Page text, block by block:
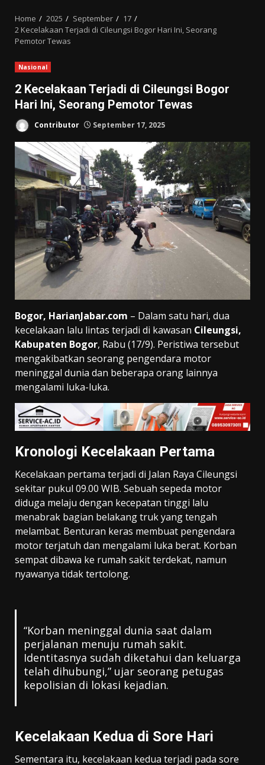
Home 2025 September
17
2 Kecelakaan Terjadi di Cileungsi Bogor Hari Ini, Seorang
Pemotor Tewas
Nasional
2 Kecelakaan Terjadi di Cileungsi Bogor
Hari Ini, Seorang Pemotor Tewas
Contributor September 17, 2025
Bogor, HarianJabar.com – Dalam satu hari, dua
kecelakaan lalu lintas terjadi di kawasan Cileungsi,
Kabupaten Bogor, Rabu (17/9). Peristiwa tersebut
mengakibatkan seorang pengendara motor
meninggal dunia dan beberapa orang lainnya
mengalami luka-luka.
Kronologi Kecelakaan Pertama
Kecelakaan pertama terjadi di Jalan Raya Cileungsi
sekitar pukul 09.00 WIB. Sebuah sepeda motor
diduga melaju dengan kecepatan tinggi lalu
menabrak bagian belakang truk yang tengah
melambat. Benturan keras membuat pengendara
motor terjatuh dan mengalami luka berat. Korban
sempat dibawa ke rumah sakit terdekat, namun
nyawanya tidak tertolong.
“Korban meninggal dunia saat dalam
perjalanan menuju rumah sakit.
Identitasnya sudah diketahui dan keluarga
telah dihubungi,” ujar seorang petugas
kepolisian di lokasi kejadian.
Kecelakaan Kedua di Sore Hari
Sementara itu, kecelakaan kedua terjadi pada sore